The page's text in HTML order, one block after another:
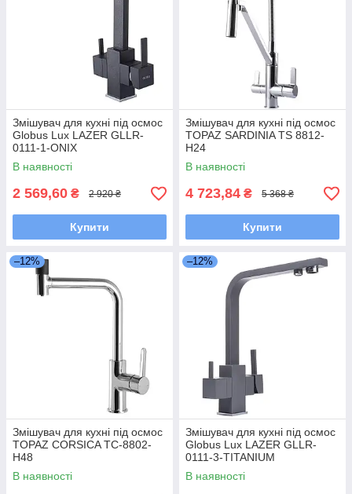
Змішувач для кухні під осмос
Globus Lux LAZER GLLR-
0111-1-ONIX
В наявності
2 569,60 ₴ 2 920 ₴
Купити
Змішувач для кухні під осмос
TOPAZ SARDINIA TS 8812-
H24
В наявності
4 723,84 ₴ 5 368 ₴
Купити
–12%
Змішувач для кухні під осмос
TOPAZ CORSICA TC-8802-
H48
В наявності
–12%
Змішувач для кухні під осмос
Globus Lux LAZER GLLR-
0111-3-TITANIUM
В наявності